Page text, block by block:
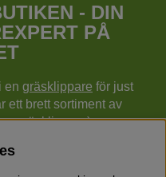
- DIN
PÅ
en gräsklippare för just
ett brett sortiment av
gräsklippare),
mm från Husqvarna,